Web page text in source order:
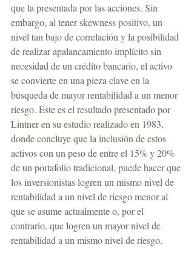
que la presentada por las acciones. Sin
embargo, al tener skewness positivo, un
nivel tan bajo de correlación y la posibilidad
de realizar apalancamiento implícito sin
necesidad de un crédito bancario, el activo
se convierte en una pieza clave en la
búsqueda de mayor rentabilidad a un menor
riesgo. Este es el resultado presentado por
Lintner en su estudio realizado en 1983,
donde concluye que la inclusión de estos
activos con un peso de entre el 15% y 20%
de un portafolio tradicional, puede hacer que
los inversionistas logren un mismo nivel de
rentabilidad a un nivel de riesgo menor al
que se asume actualmente o, por el
contrario, que logren un mayor nivel de
rentabilidad a un mismo nivel de riesgo.